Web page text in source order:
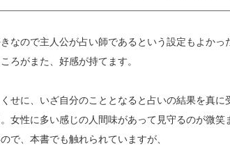
なので主人公が占い師であるという設定もよか
ろがまた、好感が持てます。
せに、いざ自分のこととなると占いの結果を真に
女性に多い感じの人間味があって見守るのが微
で、本書でも触れられていますが、